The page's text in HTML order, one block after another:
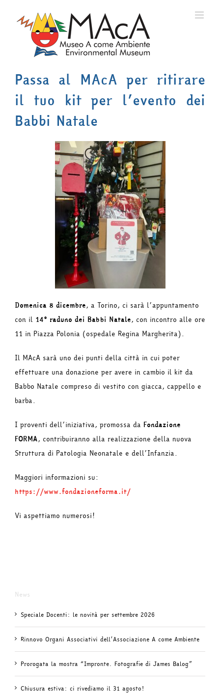
contenuto
Passa al MAcA per ritirare
il tuo kit per l’evento dei
Babbi Natale
Domenica 8 dicembre, a Torino, ci sarà l’appuntamento
con il 14° raduno dei Babbi Natale, con incontro alle ore
11 in Piazza Polonia (ospedale Regina Margherita).
Il MAcA sarà uno dei punti della città in cui poter
effettuare una donazione per avere in cambio il kit da
Babbo Natale compreso di vestito con giacca, cappello e
barba.
I proventi dell’iniziativa, promossa da Fondazione
FORMA, contribuiranno alla realizzazione della nuova
Struttura di Patologia Neonatale e dell’Infanzia.
Maggiori informazioni su:
https://www.fondazioneforma.it/
Vi aspettiamo numerosi!
News
Speciale Docenti: le novità per settembre 2026
Rinnovo Organi Associativi dell’Associazione A come Ambiente
Prorogata la mostra “Impronte. Fotografie di James Balog”
Chiusura estiva: ci rivediamo il 31 agosto!